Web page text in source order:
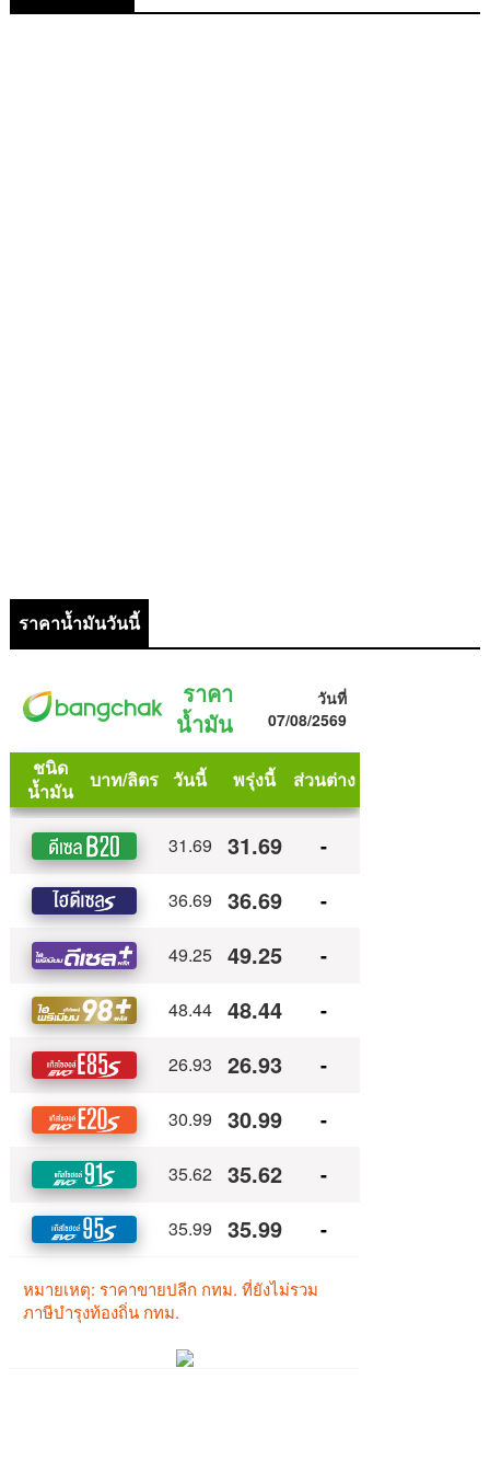
ราคาน้ำมันวันนี้